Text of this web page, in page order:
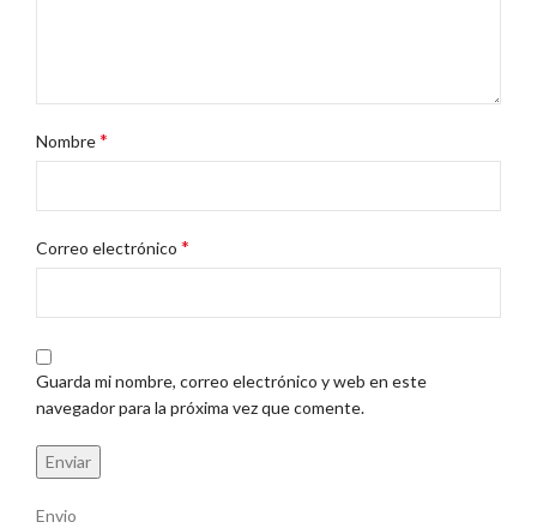
Nombre*
Correo electrónico *
Guarda mi nombre, correo electrónico y web en este
navegador para la próxima vez que comente.
Envio